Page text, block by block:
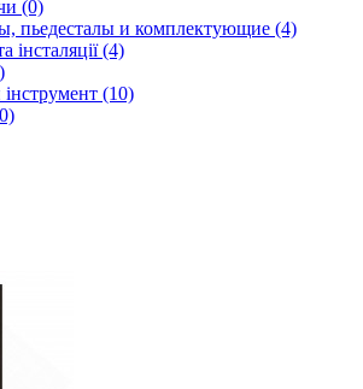
(0)
пьедесталы и комплектующие (4)
інсталяції (4)
(10)